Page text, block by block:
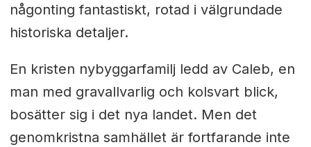
någonting fantastiskt, rotad i välgrundade
historiska detaljer.
En kristen nybyggarfamilj ledd av Caleb, en
man med gravallvarlig och kolsvart blick,
bosätter sig i det nya landet. Men det
genomkristna samhället är fortfarande inte